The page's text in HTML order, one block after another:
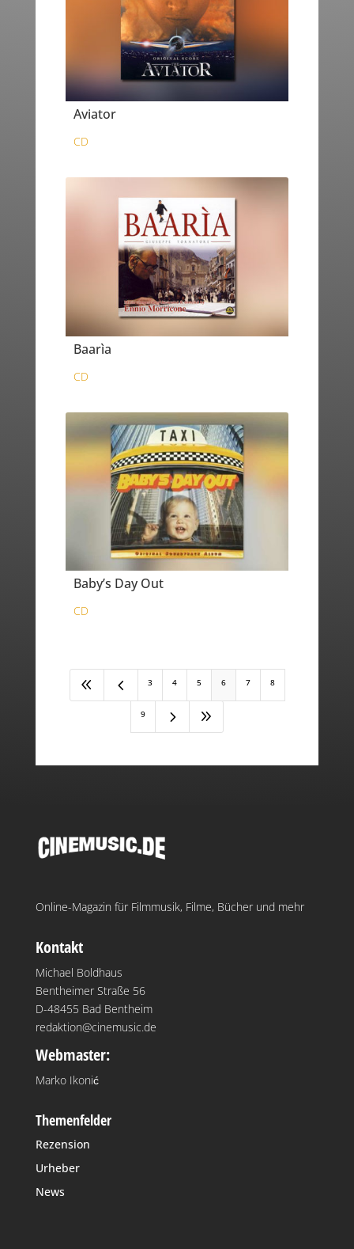
Aviator
CD
Baarìa
CD
Baby’s Day Out
CD
8 4 3 4 5 6 7 8
9 5 9
Online-Magazin für Filmmusik, Filme, Bücher und mehr
Kontakt
Michael Boldhaus
Bentheimer Straße 56
D-48455 Bad Bentheim
redaktion@cinemusic.de
Webmaster:
Marko Ikonić
Themenfelder
Rezension
Urheber
News